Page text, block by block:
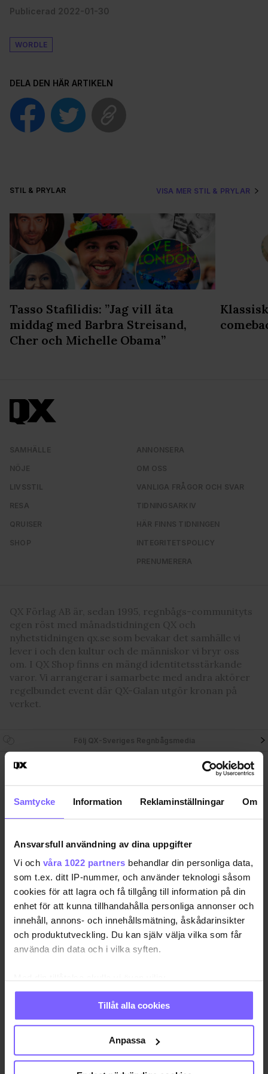
Samtycke Information Reklaminställningar Om
Ansvarsfull användning av dina uppgifter
Vi och våra 1022 partners behandlar din personliga data,
som t.ex. ditt IP-nummer, och använder teknologi såsom
cookies för att lagra och få tillgång till information på din
enhet för att kunna tillhandahålla personliga annonser och
innehåll, annons- och innehållsmätning, åskådarinsikter
och produktutveckling. Du kan själv välja vilka som får
använda din data och i vilka syften.
Samla in information om din geografiska plats
som kan ha en noggrannhet på upp till flera meter
Identifiera din enhet genom att aktivt skanna den
för specifika kännetecken (fingeravtryck)
Ta reda på mer om hur dina personliga uppgifter
Tillåt alla cookies
Anpassa
Publicerad 2022-01-30
WORDLE
DELA DEN HÄR ARTIKELN
STIL & PRYLAR VISA MER STIL & PRYLAR
Tasso Stafilidis: ”Jag vill äta
middag med Barbra Streisand,
Cher och Michelle Obama”
SAMHÄLLE
NÖJE
LIVSSTIL
RESA
QRUISER
SHOP
ANNONSERA
OM OSS
VANLIGA FRÅGOR OCH SVAR
TIDNINGSARKIV
HÄR FINNS TIDNINGEN
INTEGRITETSPOLICY
PRENUMERERA
QX Förlag AB är, sedan 1995, regnbågs-communityts
egen röst med månadstidningen QX och
nyhetstidningen qx.se som bevakar det samhälle vi
lever i och den kultur och de människor vi bryr oss
om. I QX Shop finns en mängd identitetsstärkande
varor. Vi arrangerar i samarbete med andra aktörer
regelbundet event där QX-Galan utgör kronan på
verket.
Följ QX-Sveriges Regnbågsmedia
62 Stockholm, Sweden. +46-8
Jon Voss
Hantera cookie-samtycke